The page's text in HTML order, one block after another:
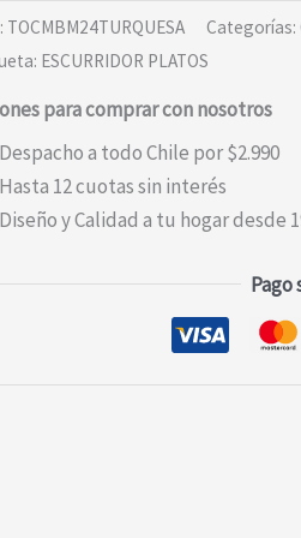
TOCMBM24TURQUESA Categorías:
ESCURRIDOR PLATOS
para comprar con nosotros
Despacho a todo Chile por $2.990
Hasta 12 cuotas sin interés
Diseño y Calidad a tu hogar desde
Pago